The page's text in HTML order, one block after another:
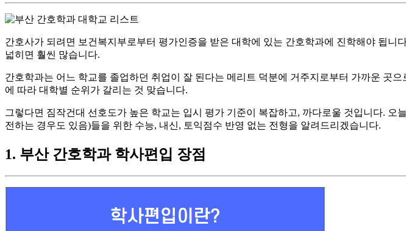
간호사가 되려면 보건복지부로부터 평가인증을 받은 대학에 있는 간호학과에 진학해야 됩
넓히면 훨씬 많습니다.
간호학과는 어느 학교를 졸업하던 취업이 잘 된다는 메리트 덕분에 거주지로부터 가까운 곳
에 따라 대학별 순위가 갈리는 것 맞습니다.
그렇다면 짐작건대 선호도가 높은 학교는 입시 평가 기준이 복잡하고, 까다로울 것입니다.
전하는 경우도 있음)들을 위한 수능, 내신, 토익점수 반영 없는 전형을 알려드리겠습니다.
1. 부산 간호학과 학사편입 장점